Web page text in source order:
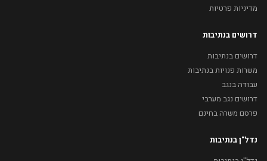
מדיניות פרטיות
דרושים בנתיבות
דרושים בנתיבות
משרות פנויות בנתיבות
עבודה בנגב
דרושים נגב מערבי
פרסם משרה בחינם
נדל"ן בנתיבות